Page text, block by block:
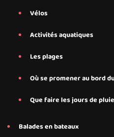
Vélos
Activités aquatiques
Les plages
Où se promener au bord
Que faire les jours de
Balades en bateaux